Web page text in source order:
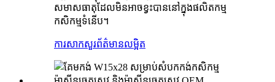
សមាសធាតុដែលមិនអាចខ្វះបាននៅក្នុងផលិតកម្ម
កសិកម្មទំនើប។
ការសាកសួរព័ត៌មានលម្អិត